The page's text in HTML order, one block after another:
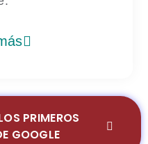
PRIMEROS
GOOGLE